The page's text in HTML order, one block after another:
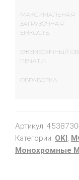
МАКСИМАЛЬНАЯ
ЗАГРУЗОЧНАЯ
ЕМКОСТЬ:
ЕЖЕМЕСЯЧНЫЙ
ПЕЧАТИ:
ОБРАБОТКА:
Артикул:
Категории: OKI,
Монохромные